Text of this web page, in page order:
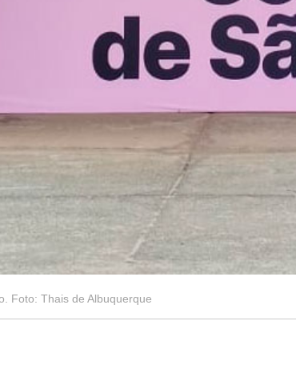
Foto: Thais de Albuquerque